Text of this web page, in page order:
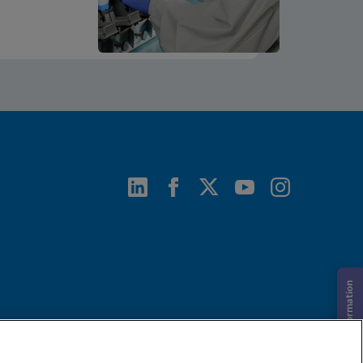
Demande d’information